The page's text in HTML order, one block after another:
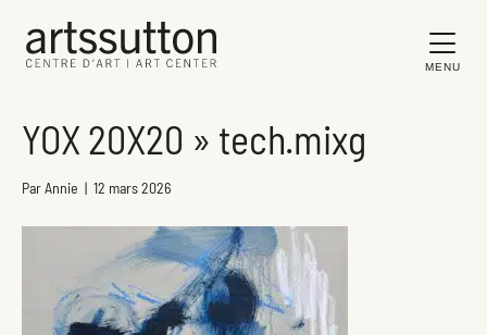
MENU
YOX 20X20 » tech.mixg
ParAnnie | 12 mars 2026